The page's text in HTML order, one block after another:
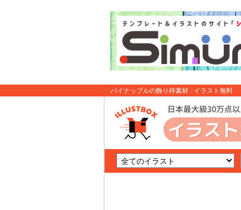
パイナップルの飾り枠素材 : イラスト無料